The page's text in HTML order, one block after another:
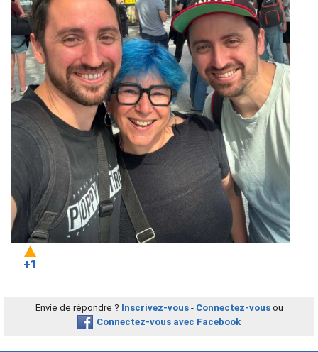
+1
Envie de répondre ? Inscrivez-vous- Connectez-vousou
Connectez-vous avec Facebook